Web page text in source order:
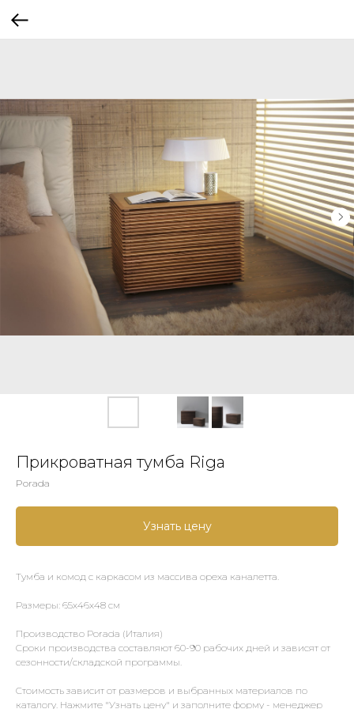
Прикроватная тумба Riga
Porada
Узнать цену
Тумба и комод с каркасом из массива ореха каналетта.
Размеры: 65х46х48 см
Производство Porada (Италия)
Сроки производства составляют 60-90 рабочих дней и зависят от
сезонности/складской программы.
Стоимость зависит от размеров и выбранных материалов по
каталогу. Нажмите "Узнать цену" и заполните форму - менеджер